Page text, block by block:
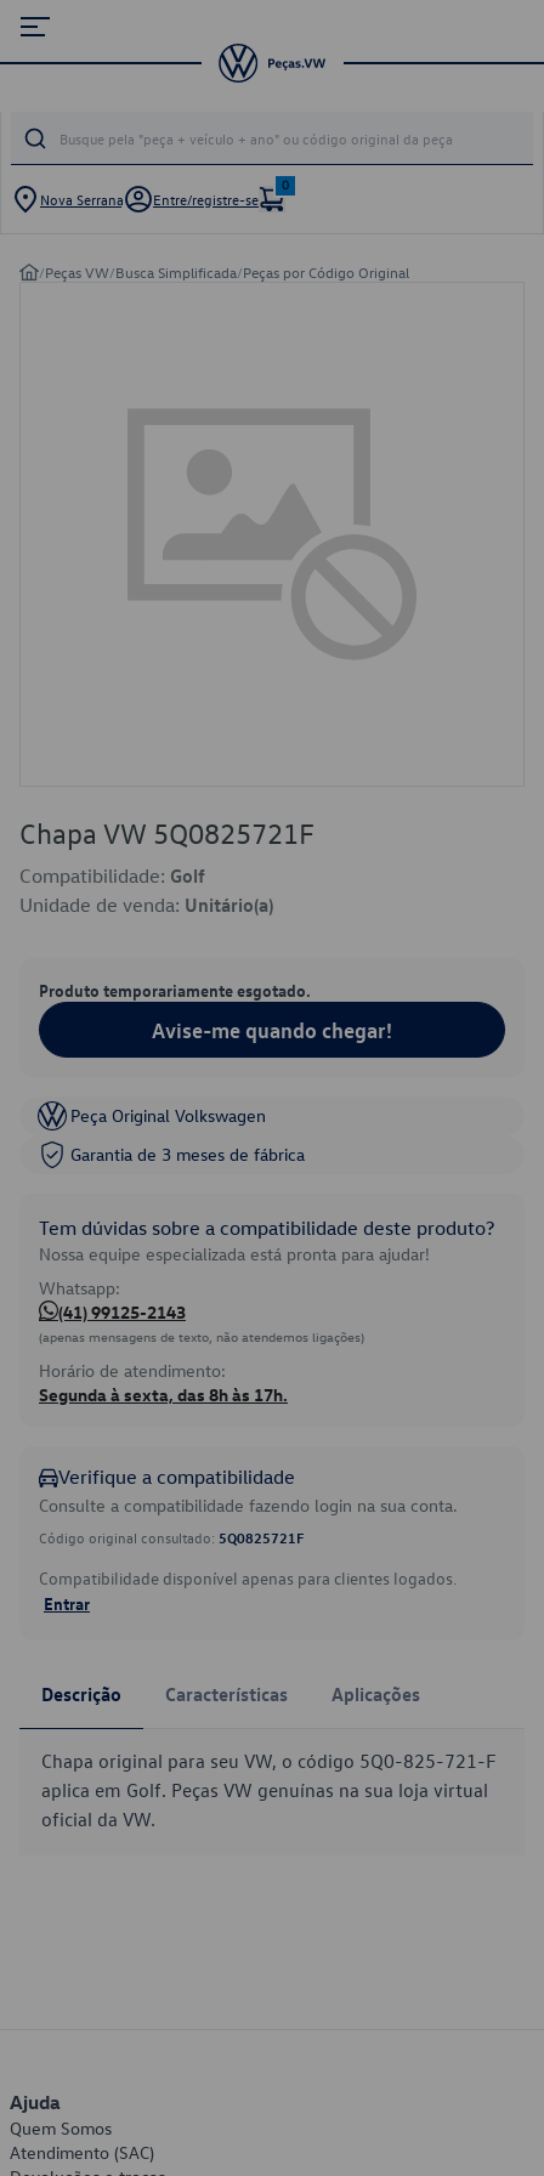
Nova Serrana Entre/registre-se
0
/Peças VW/Busca Simplificada/Peças por Código Original
Chapa VW 5Q0825721F
Compatibilidade: Golf
Unidade de venda: Unitário(a)
Produto temporariamente esgotado.
Avise-me quando chegar!
Peça Original Volkswagen
Garantia de 3 meses de fábrica
Tem dúvidas sobre a compatibilidade deste produto?
Nossa equipe especializada está pronta para ajudar!
Whatsapp:
(41) 99125-2143
(apenas mensagens de texto, não atendemos ligações)
Horário de atendimento:
Segunda à sexta, das 8h às 17h.
Verifique a compatibilidade
Consulte a compatibilidade fazendo login na sua conta.
Código original consultado: 5Q0825721F
Compatibilidade disponível apenas para clientes logados.
Entrar
Descrição Características Aplicações
Chapa original para seu VW, o código 5Q0-825-721-F
aplica em Golf. Peças VW genuínas na sua loja virtual
oficial da VW.
Ajuda
Quem Somos
Atendimento (SAC)